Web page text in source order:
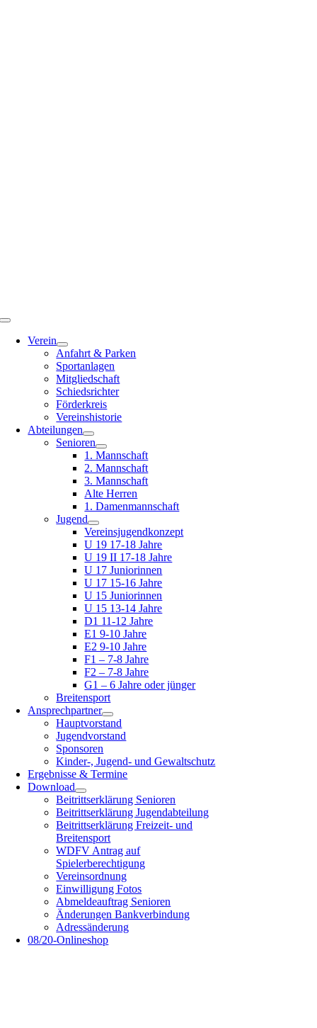
Toggle
NavigationVerein
Anfahrt & Parken
Sportanlagen
Mitgliedschaft
Schiedsrichter
Förderkreis
Vereinshistorie
Abteilungen
Senioren
1. Mannschaft
2. Mannschaft
3. Mannschaft
Alte Herren
1. Damenmannschaft
Jugend
Vereinsjugendkonzept
U 19 17-18 Jahre
U 19 II 17-18 Jahre
U 17 Juniorinnen
U 17 15-16 Jahre
U 15 Juniorinnen
U 15 13-14 Jahre
D1 11-12 Jahre
E1 9-10 Jahre
E2 9-10 Jahre
F1 – 7-8 Jahre
F2 – 7-8 Jahre
G1 – 6 Jahre oder jünger
Breitensport
Ansprechpartner
Hauptvorstand
Jugendvorstand
Sponsoren
Kinder-, Jugend- und Gewaltschutz
Ergebnisse & Termine
Download
Beitrittserklärung Senioren
Beitrittserklärung Jugendabteilung
Beitrittserklärung Freizeit- und
Breitensport
WDFV Antrag auf
Spielerberechtigung
Vereinsordnung
Einwilligung Fotos
Abmeldeauftrag Senioren
Änderungen Bankverbindung
Adressänderung
08/20-Onlineshop